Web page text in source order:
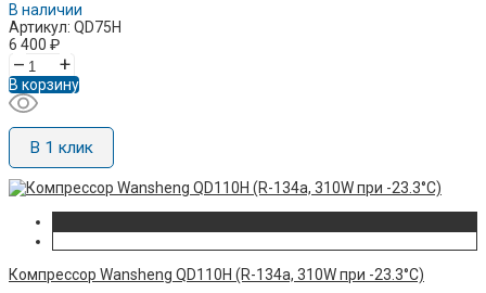
В наличии
Артикул: QD75H
6 400 ₽
– +
В корзину
В 1 клик
Компрессор Wansheng QD110H (R-134a, 310W при -23.3°C)